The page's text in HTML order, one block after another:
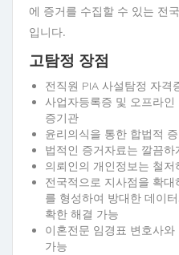
에 증거를 수집할 수 있는 전
입니다.
고탐정 장점
전직원 PIA 사설탐정 자격
사업자등록증 및 오프라
증기관
윤리의식을 통한 합법적
법적인 증거자료는 깔끔
의뢰인의 개인정보는 철
전국적으로 지사점을 확
를 형성하여 방대한 데이
확한 해결 가능
이혼전문 임경표 변호사
가능